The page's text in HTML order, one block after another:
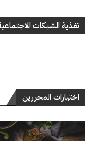
تغذية الشبكات
اختيارات المحررين